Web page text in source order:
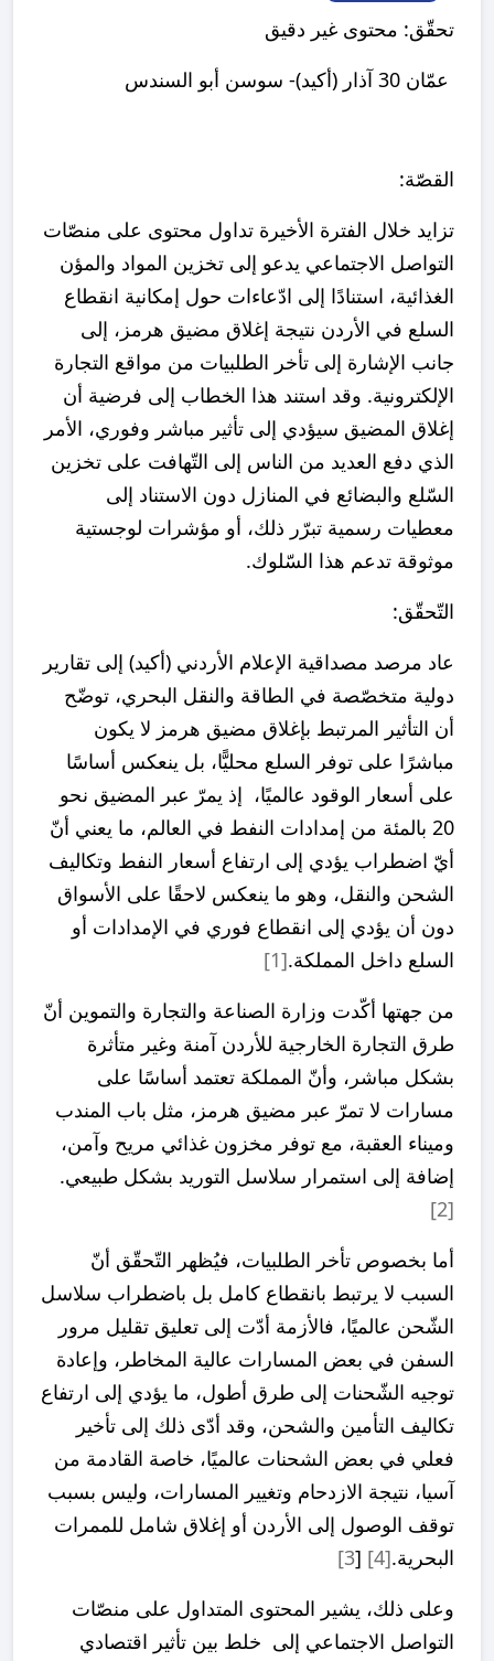
تحقّق: محتوى غير دقيق
عمّان 30 آذار (أكيد)- سوسن أبو السندس
القصّة:
تزايد خلال الفترة الأخيرة تداول محتوى على منصّات
التواصل الاجتماعي يدعو إلى تخزين المواد والمؤن
الغذائية، استنادًا إلى ادّعاءات حول إمكانية انقطاع
السلع في الأردن نتيجة إغلاق مضيق هرمز، إلى
جانب الإشارة إلى تأخر الطلبيات من مواقع التجارة
الإلكترونية. وقد استند هذا الخطاب إلى فرضية أن
إغلاق المضيق سيؤدي إلى تأثير مباشر وفوري، الأمر
الذي دفع العديد من الناس إلى التّهافت على تخزين
السّلع والبضائع في المنازل دون الاستناد إلى
معطيات رسمية تبرّر ذلك، أو مؤشرات لوجستية
موثوقة تدعم هذا السّلوك.
التّحقّق:
عاد مرصد مصداقية الإعلام الأردني (أكيد) إلى تقارير
دولية متخصّصة في الطاقة والنقل البحري، توضّح
أن التأثير المرتبط بإغلاق مضيق هرمز لا يكون
مباشرًا على توفر السلع محليًّا، بل ينعكس أساسًا
على أسعار الوقود عالميًا، إذ يمرّ عبر المضيق نحو
20 بالمئة من إمدادات النفط في العالم، ما يعني أنّ
أيّ اضطراب يؤدي إلى ارتفاع أسعار النفط وتكاليف
الشحن والنقل، وهو ما ينعكس لاحقًا على الأسواق
دون أن يؤدي إلى انقطاع فوري في الإمدادات أو
السلع داخل المملكة.[1]
من جهتها أكّدت وزارة الصناعة والتجارة والتموين أنّ
طرق التجارة الخارجية للأردن آمنة وغير متأثرة
بشكل مباشر، وأنّ المملكة تعتمد أساسًا على
مسارات لا تمرّ عبر مضيق هرمز، مثل باب المندب
وميناء العقبة، مع توفر مخزون غذائي مريح وآمن،
إضافة إلى استمرار سلاسل التوريد بشكل طبيعي.
[2]
أما بخصوص تأخر الطلبيات، فيُظهر التّحقّق أنّ
السبب لا يرتبط بانقطاع كامل بل باضطراب سلاسل
الشّحن عالميًا، فالأزمة أدّت إلى تعليق تقليل مرور
السفن في بعض المسارات عالية المخاطر، وإعادة
توجيه الشّحنات إلى طرق أطول، ما يؤدي إلى ارتفاع
تكاليف التأمين والشحن، وقد أدّى ذلك إلى تأخير
فعلي في بعض الشحنات عالميًا، خاصة القادمة من
آسيا، نتيجة الازدحام وتغيير المسارات، وليس بسبب
توقف الوصول إلى الأردن أو إغلاق شامل للممرات
البحرية.[4]
[
3]
وعلى ذلك، يشير المحتوى المتداول على منصّات
التواصل الاجتماعي إلى خلط بين تأثير اقتصادي